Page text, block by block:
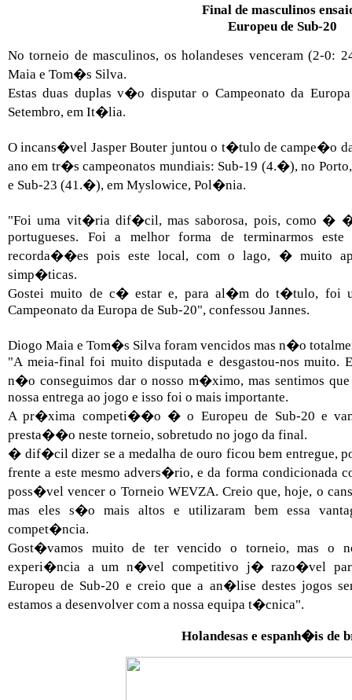
Final de masculinos
Europeu de Sub-20
No torneio de masculinos, os holandeses venceram (2-0:
Maia e Tom�s Silva.
Estas duas duplas v�o disputar o Campeonato da
Setembro, em It�lia.
O incans�vel Jasper Bouter juntou o t�tulo de campe�o
ano em tr�s campeonatos mundiais: Sub-19 (4.�), no
e Sub-23 (41.�), em Myslowice, Pol�nia.
"Foi uma vit�ria dif�cil, mas saborosa, pois, como �
portugueses. Foi a melhor forma de terminarmos
recorda��es pois este local, com o lago, � muito
simp�ticas.
Gostei muito de c� estar e, para al�m do t�tulo, foi
Campeonato da Europa de Sub-20", confessou Jannes.
Diogo Maia e Tom�s Silva foram vencidos mas n�o
"A meia-final foi muito disputada e desgastou-nos muito.
n�o conseguimos dar o nosso m�ximo, mas sentimos
nossa entrega ao jogo e isso foi o mais importante.
A pr�xima competi��o � o Europeu de Sub-20 e
presta��o neste torneio, sobretudo no jogo da final.
� dif�cil dizer se a medalha de ouro ficou bem entregue,
frente a este mesmo advers�rio, e da forma condicionada
poss�vel vencer o Torneio WEVZA. Creio que, hoje, o
mas eles s�o mais altos e utilizaram bem essa
compet�ncia.
Gost�vamos muito de ter vencido o torneio, mas o
experi�ncia a um n�vel competitivo j� razo�vel
Europeu de Sub-20 e creio que a an�lise destes jogos
estamos a desenvolver com a nossa equipa t�cnica".
Holandesas e espanh�is de